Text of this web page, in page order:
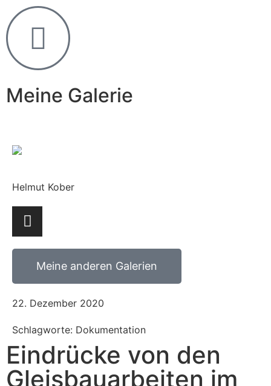
Meine Galerie
Helmut Kober
Meine anderen Galerien
22. Dezember 2020
Schlagworte: Dokumentation
Eindrücke von den
Gleisbauarbeiten im